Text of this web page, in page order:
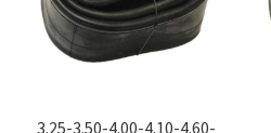
3.25-3.50-4.00-4.10-4.60-